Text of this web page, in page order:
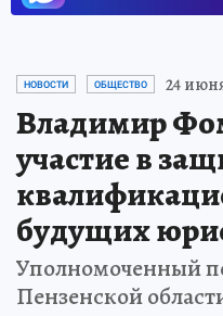
НОВОСТИ ОБЩЕСТВО 24
Владимир
участие в
будущих
Уполномоченный
Пензенской